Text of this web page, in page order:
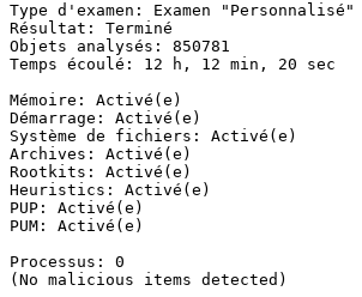
Type d'examen: Examen "Personnalisé"
Résultat: Terminé
Objets analysés: 850781
Temps écoulé: 12 h, 12 min, 20 sec
Mémoire: Activé(e)
Démarrage: Activé(e)
Système de fichiers: Activé(e)
Archives: Activé(e)
Rootkits: Activé(e)
Heuristics: Activé(e)
PUP: Activé(e)
PUM: Activé(e)
Processus: 0
(No malicious items detected)